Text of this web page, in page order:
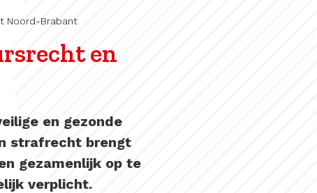
Noord-Brabant
en
en gezonde
strafrecht brengt
gezamenlijk op te
verplicht.